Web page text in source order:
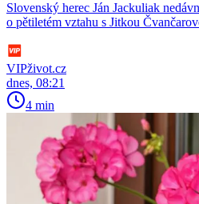
Slovenský herec Ján Jackuliak
o pětiletém vztahu s Jitkou
VIPživot.cz
dnes, 08:21
4 min